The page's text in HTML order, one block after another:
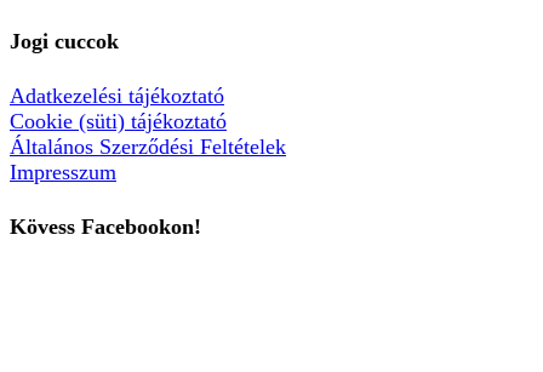
Jogi cuccok
Adatkezelési tájékoztató
Cookie (süti) tájékoztató
Általános Szerződési Feltételek
Impresszum
Kövess Facebookon!